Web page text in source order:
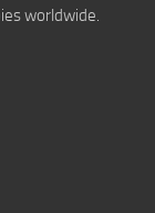
worldwide.